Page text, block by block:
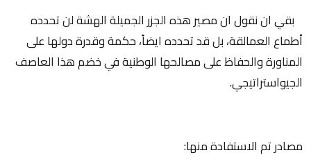
بقي ان نقول ان مصير هذه الجزر الجميلة الهشة لن تحدده
أطماع العمالقة، بل قد تحدده ايضاً، حكمة وقدرة دولها على
المناورة والحفاظ على مصالحها الوطنية في خضم هذا العاصف
الجيواستراتيجي.
مصادر تم الاستفادة منها: